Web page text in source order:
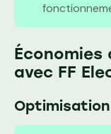
Économies
avec FF